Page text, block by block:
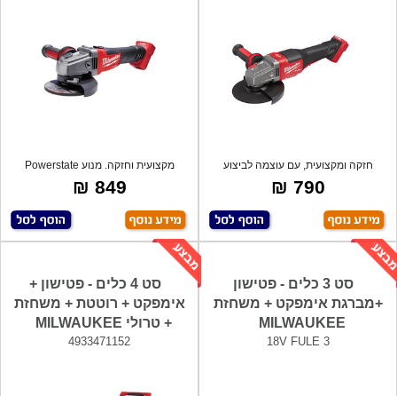
חזקה ומקצועית, עם עוצמה לביצוע
חיתוכים ו
790 ₪
מקצועית וחזקה. מנוע Powerstate
Brushless
849 ₪
סט 3 כלים - פטישון
+מברגת אימפקט + משחזת
MILWAUKEE
18V FULE 3
סט 4 כלים - פטישון +
אימפקט + רוטטת + משחזת
+ טרולי MILWAUKEE
4933471152